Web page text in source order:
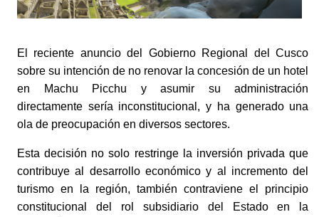
El reciente anuncio del Gobierno Regional del Cusco
sobre su intención de no renovar la concesión de un hotel
en Machu Picchu y asumir su administración
directamente sería inconstitucional, y ha generado una
ola de preocupación en diversos sectores.
Esta decisión no solo restringe la inversión privada que
contribuye al desarrollo económico y al incremento del
turismo en la región, también contraviene el principio
constitucional del rol subsidiario del Estado en la